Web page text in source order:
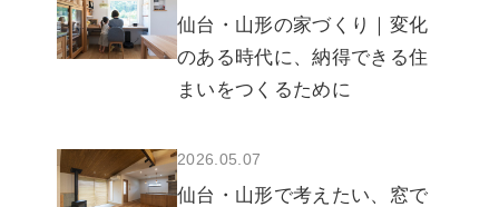
仙台・山形の家づくり｜変化
のある時代に、納得できる住
まいをつくるために
2026.05.07
仙台・山形で考えたい、窓で